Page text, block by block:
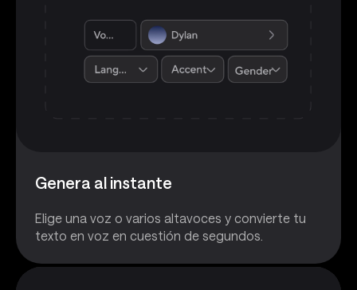
Genera al instante
Elige una voz o varios altavoces y convierte tu
texto en voz en cuestión de segundos.